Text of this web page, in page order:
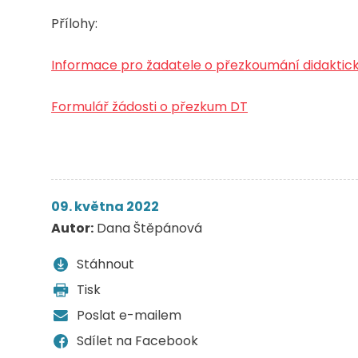
Přílohy:
Informace pro žadatele o přezkoumání
Formulář žádosti o přezkum DT
09. května 2022
Autor: Dana Štěpánová
Stáhnout
Tisk
Poslat e-mailem
Sdílet na Facebook